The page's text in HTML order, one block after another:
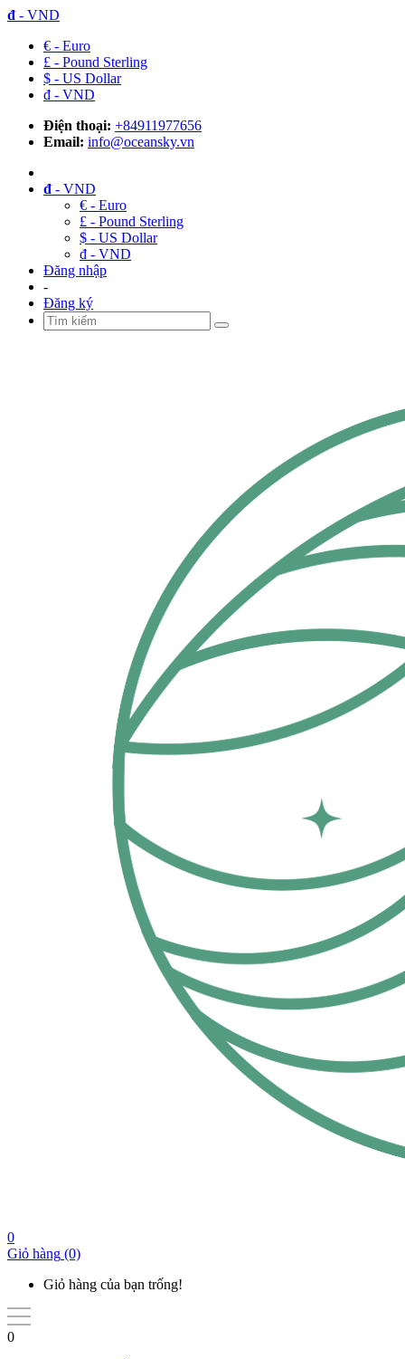
đ - VND
€ - Euro
£ - Pound Sterling
$ - US Dollar
đ - VND
Điện thoại: +84911977656
Email: info@oceansky.vn
đ - VND
€ - Euro
£ - Pound Sterling
$ - US Dollar
đ - VND
Đăng nhập
-
Đăng ký
0
Giỏ hàng (0)
Giỏ hàng của bạn trống!
0